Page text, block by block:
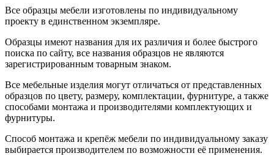
Все образцы мебели изготовлены по индивидуальному
проекту в единственном экземпляре.
Образцы имеют названия для их различия и более быстрого
поиска по сайту, все названия образцов не являются
зарегистрированным товарным знаком.
Все мебельные изделия могут отличаться от представленных
образцов по цвету, размеру, комплектации, фурнитуре, а также
способами монтажа и производителями комплектующих и
фурнитуры.
Способ монтажа и крепёж мебели по индивидуальному заказу
выбирается производителем по возможности её применения.